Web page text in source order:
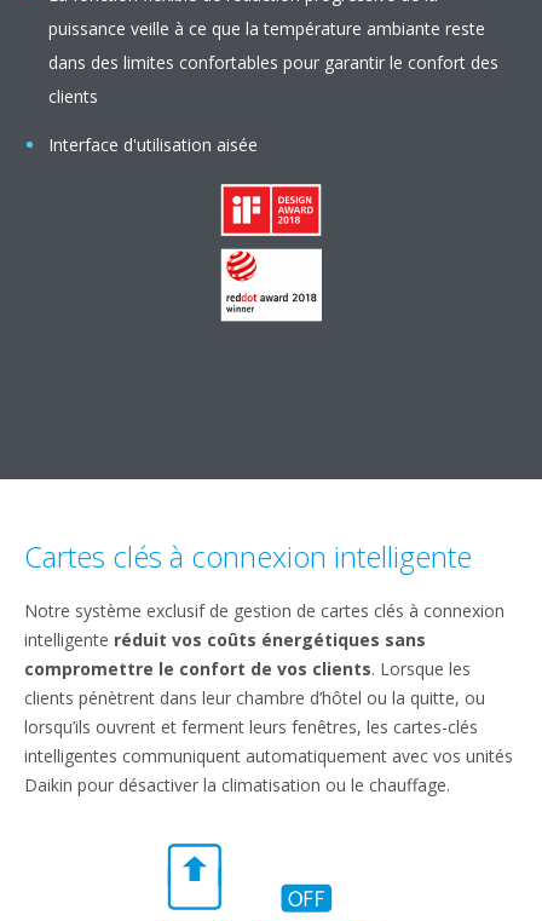
puissance veille à ce que la température ambiante reste
dans des limites confortables pour garantir le confort des
clients
Interface d'utilisation aisée
Cartes clés à connexion intelligente
Notre système exclusif de gestion de cartes clés à connexion
intelligente réduit vos coûts énergétiques sans
compromettre le confort de vos clients. Lorsque les
clients pénètrent dans leur chambre d’hôtel ou la quitte, ou
lorsqu’ils ouvrent et ferment leurs fenêtres, les cartes-clés
intelligentes communiquent automatiquement avec vos unités
Daikin pour désactiver la climatisation ou le chauffage.